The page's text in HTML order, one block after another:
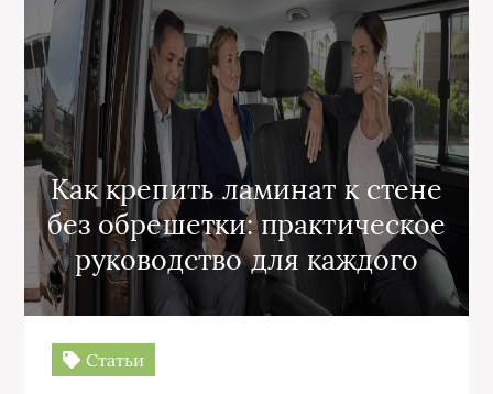
Как крепить ламинат к стене
без обрешетки: практическое
руководство для каждого
Статьи